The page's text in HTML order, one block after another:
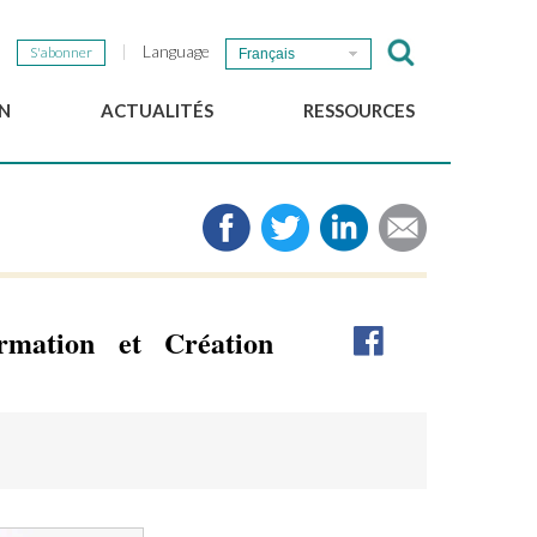
S'abonner Language Français
ACTUALITÉS
Newsletter du GSEF
RESSOURCES
Médias
Liens
Téléchargez notre plaquette
et Création